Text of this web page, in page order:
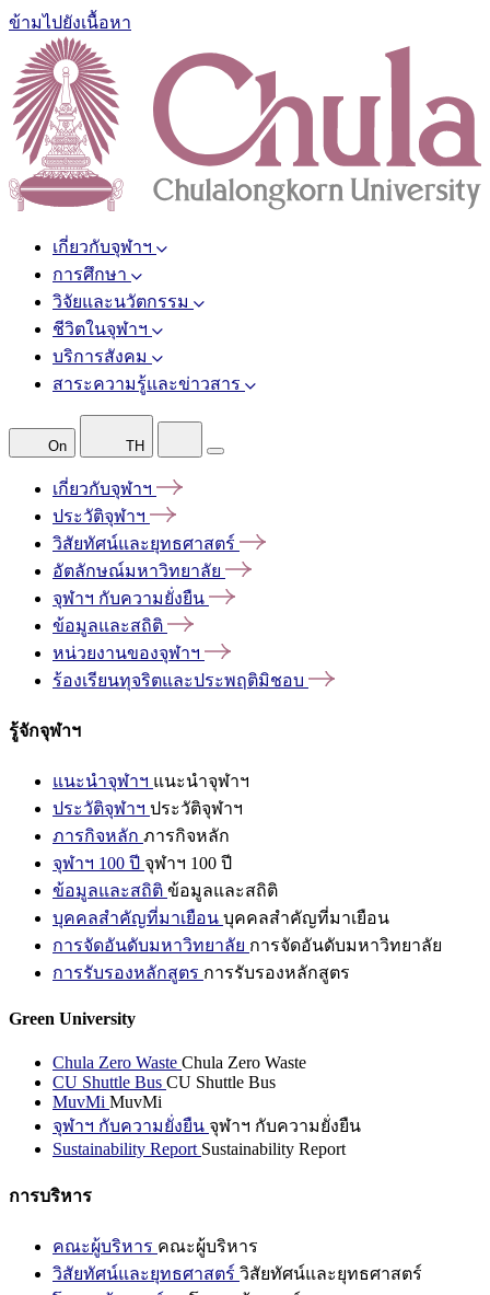
ข้ามไปยังเนื้อหา
เกี่ยวกับจุฬาฯ
การศึกษา
วิจัยและนวัตกรรม
ชีวิตในจุฬาฯ
บริการสังคม
สาระความรู้และข่าวสาร
On TH
เกี่ยวกับจุฬาฯ
ประวัติจุฬาฯ
วิสัยทัศน์และยุทธศาสตร์
อัตลักษณ์มหาวิทยาลัย
จุฬาฯ กับความยั่งยืน
ข้อมูลและสถิติ
หน่วยงานของจุฬาฯ
ร้องเรียนทุจริตและประพฤติมิชอบ
รู้จักจุฬาฯ
แนะนำจุฬาฯ แนะนำจุฬาฯ
ประวัติจุฬาฯ ประวัติจุฬาฯ
ภารกิจหลัก ภารกิจหลัก
จุฬาฯ 100 ปี จุฬาฯ 100 ปี
ข้อมูลและสถิติ ข้อมูลและสถิติ
บุคคลสำคัญที่มาเยือน บุคคลสำคัญที่มาเยือน
การจัดอันดับมหาวิทยาลัย การจัดอันดับมหาวิทยาลัย
การรับรองหลักสูตร การรับรองหลักสูตร
Green University
Chula Zero Waste Chula Zero Waste
CU Shuttle Bus CU Shuttle Bus
MuvMi MuvMi
จุฬาฯ กับความยั่งยืน จุฬาฯ กับความยั่งยืน
Sustainability Report Sustainability Report
การบริหาร
คณะผู้บริหาร คณะผู้บริหาร
วิสัยทัศน์และยุทธศาสตร์ วิสัยทัศน์และยุทธศาสตร์